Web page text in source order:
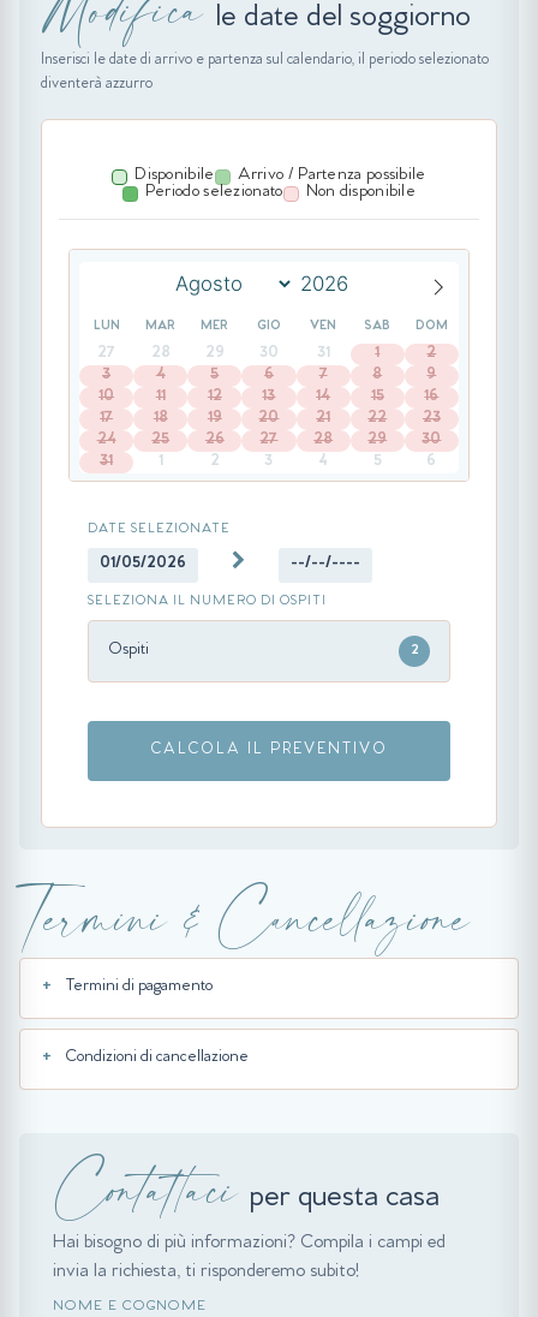
le date del soggiorno
Inserisci le date di arrivo e partenza sul calendario, il periodo selezionato
diventerà azzurro
Disponibile
Arrivo / Partenza possibile
Periodo selezionato
Non disponibile
LUN MAR MER GIO VEN SAB DOM
27 28 29 30 31 1
2
3
4 5 6 7 8
9
10
11 12 13 14 15
16
17
18 19 20 21 22
23
24
25 26 27 28 29
30
31
1 2 3 4 5 6
DATE SELEZIONATE
01/05/2026 --/--/----
SELEZIONA IL NUMERO DI OSPITI
Ospiti 2
CALCOLA IL PREVENTIVO
Termini & Cancellazione
Termini di pagamento
Condizioni di cancellazione
Contattaci per questa casa
Hai bisogno di più informazioni? Compila i campi ed
invia la richiesta, ti risponderemo subito!
NOME E COGNOME